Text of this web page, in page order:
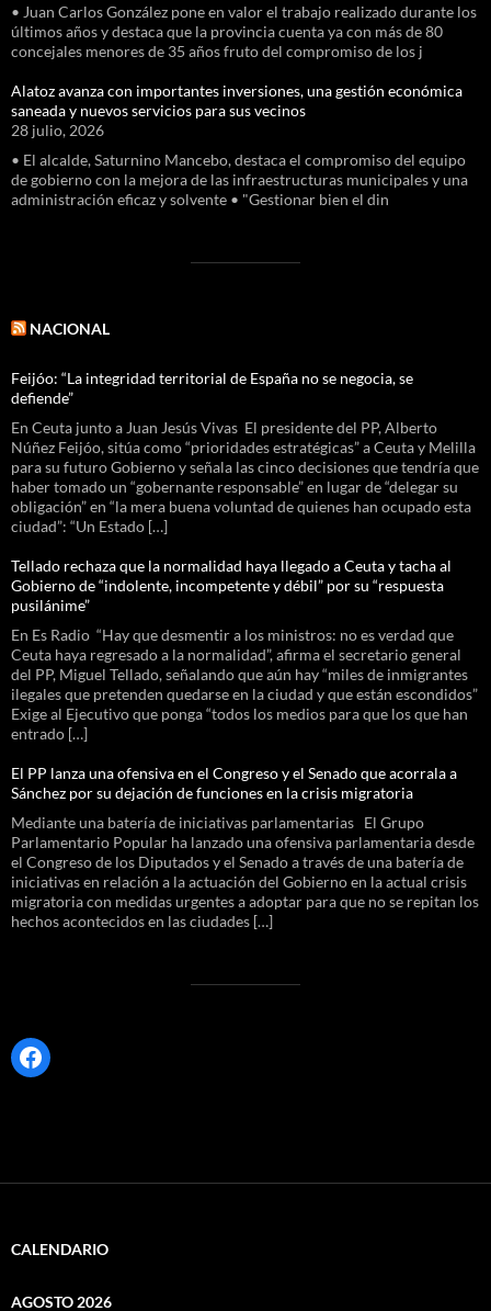
• Juan Carlos González pone en valor el trabajo realizado durante los
últimos años y destaca que la provincia cuenta ya con más de 80
concejales menores de 35 años fruto del compromiso de los j
Alatoz avanza con importantes inversiones, una gestión económica
saneada y nuevos servicios para sus vecinos
28 julio, 2026
• El alcalde, Saturnino Mancebo, destaca el compromiso del equipo
de gobierno con la mejora de las infraestructuras municipales y una
administración eficaz y solvente • "Gestionar bien el din
NACIONAL
Feijóo: “La integridad territorial de España no se negocia, se
defiende”
En Ceuta junto a Juan Jesús Vivas El presidente del PP, Alberto
Núñez Feijóo, sitúa como “prioridades estratégicas” a Ceuta y Melilla
para su futuro Gobierno y señala las cinco decisiones que tendría que
haber tomado un “gobernante responsable” en lugar de “delegar su
obligación” en “la mera buena voluntad de quienes han ocupado esta
ciudad”: “Un Estado […]
Tellado rechaza que la normalidad haya llegado a Ceuta y tacha al
Gobierno de “indolente, incompetente y débil” por su “respuesta
pusilánime”
En Es Radio “Hay que desmentir a los ministros: no es verdad que
Ceuta haya regresado a la normalidad”, afirma el secretario general
del PP, Miguel Tellado, señalando que aún hay “miles de inmigrantes
ilegales que pretenden quedarse en la ciudad y que están escondidos”
Exige al Ejecutivo que ponga “todos los medios para que los que han
entrado […]
El PP lanza una ofensiva en el Congreso y el Senado que acorrala a
Sánchez por su dejación de funciones en la crisis migratoria
Mediante una batería de iniciativas parlamentarias El Grupo
Parlamentario Popular ha lanzado una ofensiva parlamentaria desde
el Congreso de los Diputados y el Senado a través de una batería de
iniciativas en relación a la actuación del Gobierno en la actual crisis
migratoria con medidas urgentes a adoptar para que no se repitan los
hechos acontecidos en las ciudades […]
Facebook
CALENDARIO
AGOSTO 2026